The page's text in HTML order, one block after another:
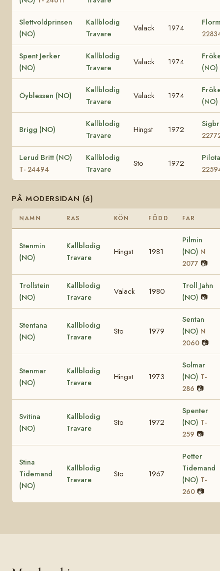
Slettvoldprinsen
(NO)
Kallblodig
Travare
Valack 1974
Spent Jerker
(NO)
Kallblodig
Travare
Valack 1974
(NO)
Öyblessen (NO)
Kallblodig
Travare
Valack 1974
(NO)
Brigg (NO)
Kallblodig
Travare
Hingst 1972
Lerud Britt (NO)
T- 24494
Kallblodig
Travare
Sto 1972
PÅ MODERSIDAN (6)
NAMN RAS KÖN FÖDD FAR
Stenmin
(NO)
Kallblodig
Travare
Hingst 1981
Pilmin
(NO) N
2077 📷
Trollstein
(NO)
Kallblodig
Travare
Valack 1980
Troll Jahn
(NO) 📷
Stentana
(NO)
Kallblodig
Travare
Sto 1979
Sentan
(NO) N
2060 📷
Stenmar
(NO)
Kallblodig
Travare
Hingst 1973
Solmar
(NO) T-
286 📷
Svitina
(NO)
Kallblodig
Travare
Sto 1972
Spenter
(NO) T-
259 📷
Stina
Tidemand
(NO)
Kallblodig
Travare
Sto 1967
Petter
Tidemand
(NO) T-
260 📷